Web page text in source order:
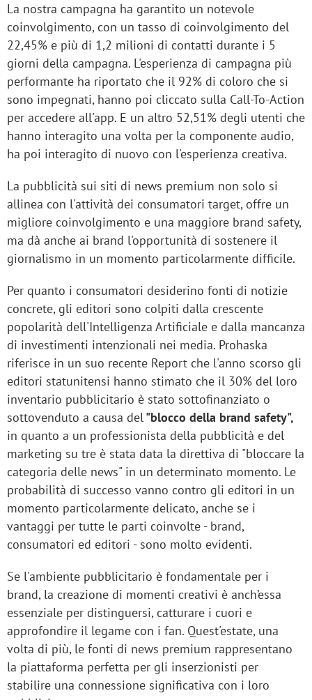
La nostra campagna ha garantito un notevole
coinvolgimento, con un tasso di coinvolgimento del
22,45% e più di 1,2 milioni di contatti durante i 5
giorni della campagna. L'esperienza di campagna più
performante ha riportato che il 92% di coloro che si
sono impegnati, hanno poi cliccato sulla Call-To-Action
per accedere all'app. E un altro 52,51% degli utenti che
hanno interagito una volta per la componente audio,
ha poi interagito di nuovo con l'esperienza creativa.
La pubblicità sui siti di news premium non solo si
allinea con l'attività dei consumatori target, offre un
migliore coinvolgimento e una maggiore brand safety,
ma dà anche ai brand l'opportunità di sostenere il
giornalismo in un momento particolarmente difficile.
Per quanto i consumatori desiderino fonti di notizie
concrete, gli editori sono colpiti dalla crescente
popolarità dell'Intelligenza Artificiale e dalla mancanza
di investimenti intenzionali nei media. Prohaska
riferisce in un suo recente Report che l'anno scorso gli
editori statunitensi hanno stimato che il 30% del loro
inventario pubblicitario è stato sottofinanziato o
sottovenduto a causa del"blocco della brand safety",
in quanto a un professionista della pubblicità e del
marketing su tre è stata data la direttiva di "bloccare la
categoria delle news" in un determinato momento. Le
probabilità di successo vanno contro gli editori in un
momento particolarmente delicato, anche se i
vantaggi per tutte le parti coinvolte - brand,
consumatori ed editori - sono molto evidenti.
Se l'ambiente pubblicitario è fondamentale per i
brand, la creazione di momenti creativi è anch’essa
essenziale per distinguersi, catturare i cuori e
approfondire il legame con i fan. Quest'estate, una
volta di più, le fonti di news premium rappresentano
la piattaforma perfetta per gli inserzionisti per
stabilire una connessione significativa con i loro